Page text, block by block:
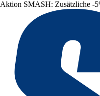
Aktion SMASH: Zusätzliche -